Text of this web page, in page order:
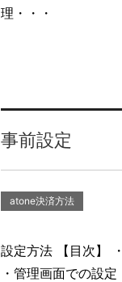
理・・・
事前設定
atone決済方法
設定方法 【目次】
・管理画面での設